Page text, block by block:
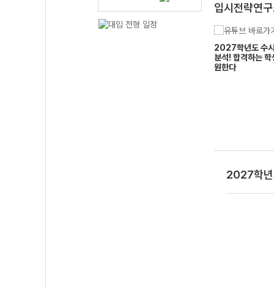
입시전략연
2027학년도 수
분석! 합격하는
원한다
김라윤
멘토
2027학년